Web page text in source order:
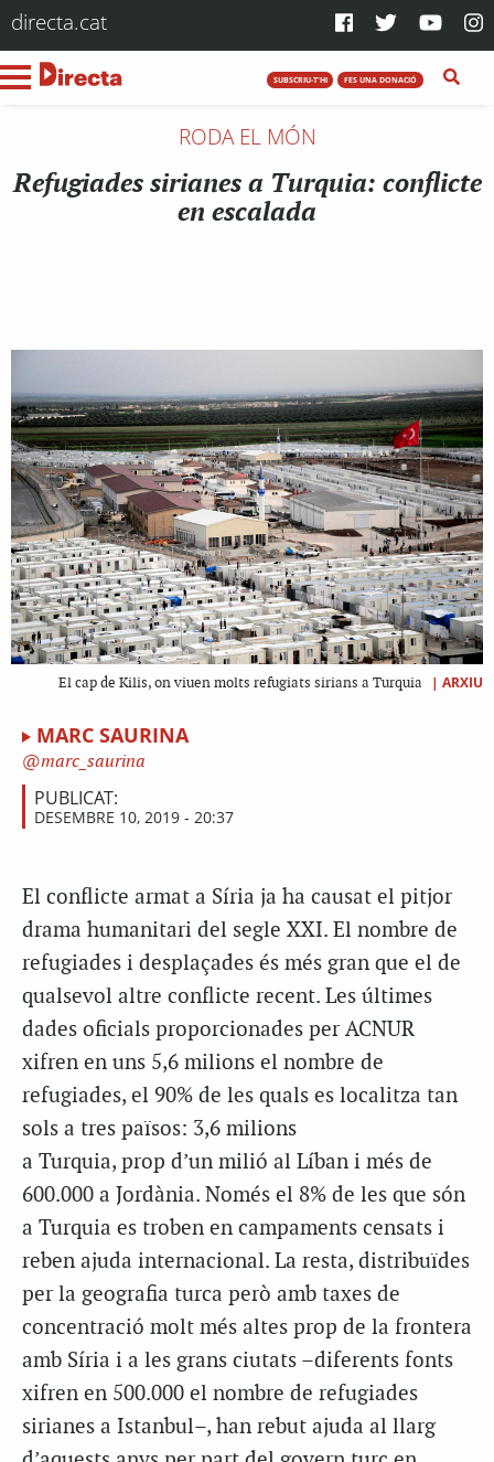
directa.cat
SUBSCRIU-T'HI FES UNA DONACIÓ
RODA EL MÓN
Refugiades sirianes a Turquia: conflicte
en escalada
El cap de Kilis, on viuen molts refugiats sirians a Turquia | ARXIU
MARC SAURINA
marc_saurina
PUBLICAT:
DESEMBRE 10, 2019 - 20:37
El conflicte armat a Síria ja ha causat el pitjor
drama humanitari del segle XXI. El nombre de
refugiades i desplaçades és més gran que el de
qualsevol altre conflicte recent. Les últimes
dades oficials proporcionades per ACNUR
xifren en uns 5,6 milions el nombre de
refugiades, el 90% de les quals es localitza tan
sols a tres països: 3,6 milions
a Turquia, prop d’un milió al Líban i més de
600.000 a Jordània. Només el 8% de les que són
a Turquia es troben en campaments censats i
reben ajuda internacional. La resta, distribuïdes
per la geografia turca però amb taxes de
concentració molt més altes prop de la frontera
amb Síria i a les grans ciutats –diferents fonts
xifren en 500.000 el nombre de refugiades
sirianes a Istanbul–, han rebut ajuda al llarg